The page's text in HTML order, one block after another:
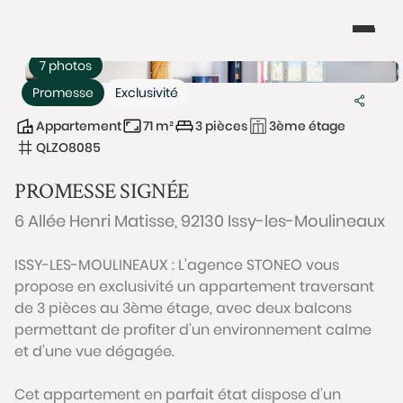
Promesse Exclusivité
7 photos
Appartement 71 m² 3 pièces
3ème étage
QLZO8085
PROMESSE SIGNÉE
6 Allée Henri Matisse, 92130 Issy-les-Moulineaux
ISSY-LES-MOULINEAUX : L'agence STONEO vous
propose en exclusivité un appartement traversant
de 3 pièces au 3ème étage, avec deux balcons
permettant de profiter d’un environnement calme
et d’une vue dégagée.
Cet appartement en parfait état dispose d’un